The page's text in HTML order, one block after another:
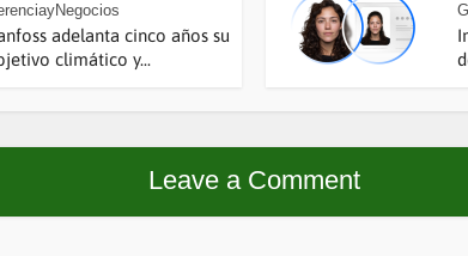
adelanta cinco años su
climático y...
Leave a Comment